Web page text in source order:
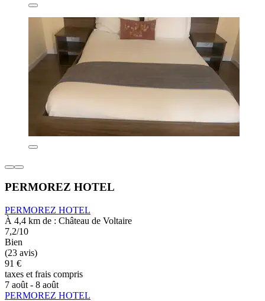
PERMOREZ HOTEL
PERMOREZ HOTEL
À 4,4 km de : Château de Voltaire
7,2/10
Bien
(23 avis)
91 €
taxes et frais compris
7 août - 8 août
PERMOREZ HOTEL